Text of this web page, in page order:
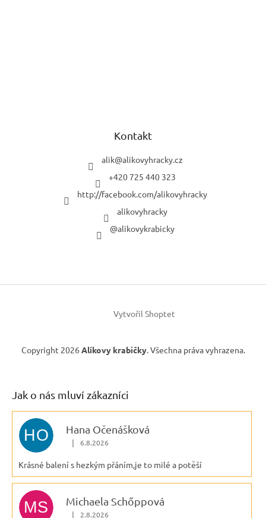
Kontakt
alik@alikovyhracky.cz
+420 725 440 323
http://facebook.com/alikovyhracky
alikovyhracky
@alikovykrabicky
Vytvořil Shoptet
Copyright 2026 Alíkovy krabičky. Všechna práva vyhrazena.
Jak o nás mluví zákazníci
HO Hana Očenášková
Hodnocení obchodu je 5 z 5 hvězdiček.
| 6.8.2026
Krásné balení s hezkým přáním,je to milé a potěší
MS Michaela Schőppová
| 2.8.2026